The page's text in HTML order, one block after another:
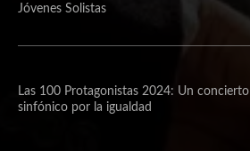
Jóvenes Solistas
Las 100 Protagonistas 2024: Un concierto
sinfónico por la igualdad